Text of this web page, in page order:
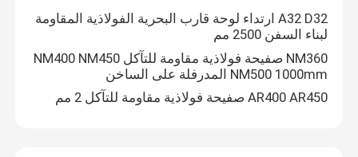
A32 D32 ارتداء لوحة قارب البحرية الفولاذية المقاومة
لبناء السفن 2500 مم
NM360 صفيحة فولاذية مقاومة للتآكل NM400 NM450
NM500 1000mm المدرفلة على الساخن
AR400 AR450 صفيحة فولاذية مقاومة للتآكل 2 مم